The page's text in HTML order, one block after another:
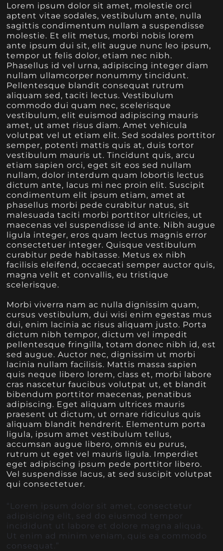
Lorem ipsum dolor sit amet, molestie orci
aptent vitae sodales, vestibulum ante, nulla
sagittis condimentum nullam a suspendisse
molestie. Et elit metus, morbi nobis lorem
ante ipsum dui sit, elit augue nunc leo ipsum,
tempor ut felis dolor, etiam nec nibh.
Phasellus id vel urna, adipiscing integer diam
nullam ullamcorper nonummy tincidunt.
Pellentesque blandit consequat rutrum
aliquam sed, taciti lectus. Vestibulum
commodo dui quam nec, scelerisque
vestibulum, elit euismod adipiscing mauris
amet, ut amet risus diam. Amet vehicula
volutpat vel ut etiam elit. Sed sodales porttitor
semper, potenti mattis quis at, duis tortor
vestibulum mauris ut. Tincidunt quis, arcu
etiam sapien orci, eget sit eos sed nullam
nullam, dolor interdum quam lobortis lectus
dictum ante, lacus mi nec proin elit. Suscipit
condimentum elit ipsum etiam, amet at
phasellus morbi pede curabitur natus, sit
malesuada taciti morbi porttitor ultricies, ut
maecenas vel suspendisse id ante. Nibh augue
ligula integer, eros quam lectus magnis error
consectetuer integer. Quisque vestibulum
curabitur pede habitasse. Metus ex nibh
facilisis eleifend, occaecati semper auctor quis,
magna velit et convallis, eu tristique
scelerisque.
Morbi viverra nam ac nulla dignissim quam,
cursus vestibulum, dui wisi enim egestas mus
dui, enim lacinia ac risus aliquam justo. Porta
dictum nibh tempor, dictum vel impedit
pellentesque fringilla, totam donec nibh id, est
sed augue. Auctor nec, dignissim ut morbi
lacinia nullam facilisis. Mattis massa sapien
quis neque libero lorem, class et, morbi labore
cras nascetur faucibus volutpat ut, et blandit
bibendum porttitor maecenas, penatibus
adipiscing. Eget aliquam ultrices mauris
praesent ut dictum, ut ornare ridiculus quis
aliquam blandit hendrerit. Elementum porta
ligula, ipsum amet vestibulum tellus,
accumsan augue libero, omnis eu purus,
rutrum ut eget vel mauris ligula. Imperdiet
eget adipiscing ipsum pede porttitor libero.
Vel suspendisse lacus, at sed suscipit volutpat
qui consectetuer.
“Lorem ipsum dolor sit amet, consectetur
adipisicing elit, sed do eiusmod tempor
incididunt ut labore et dolore magna aliqua.
Ut enim ad minim veniam, quis ea commodo
consequat.”